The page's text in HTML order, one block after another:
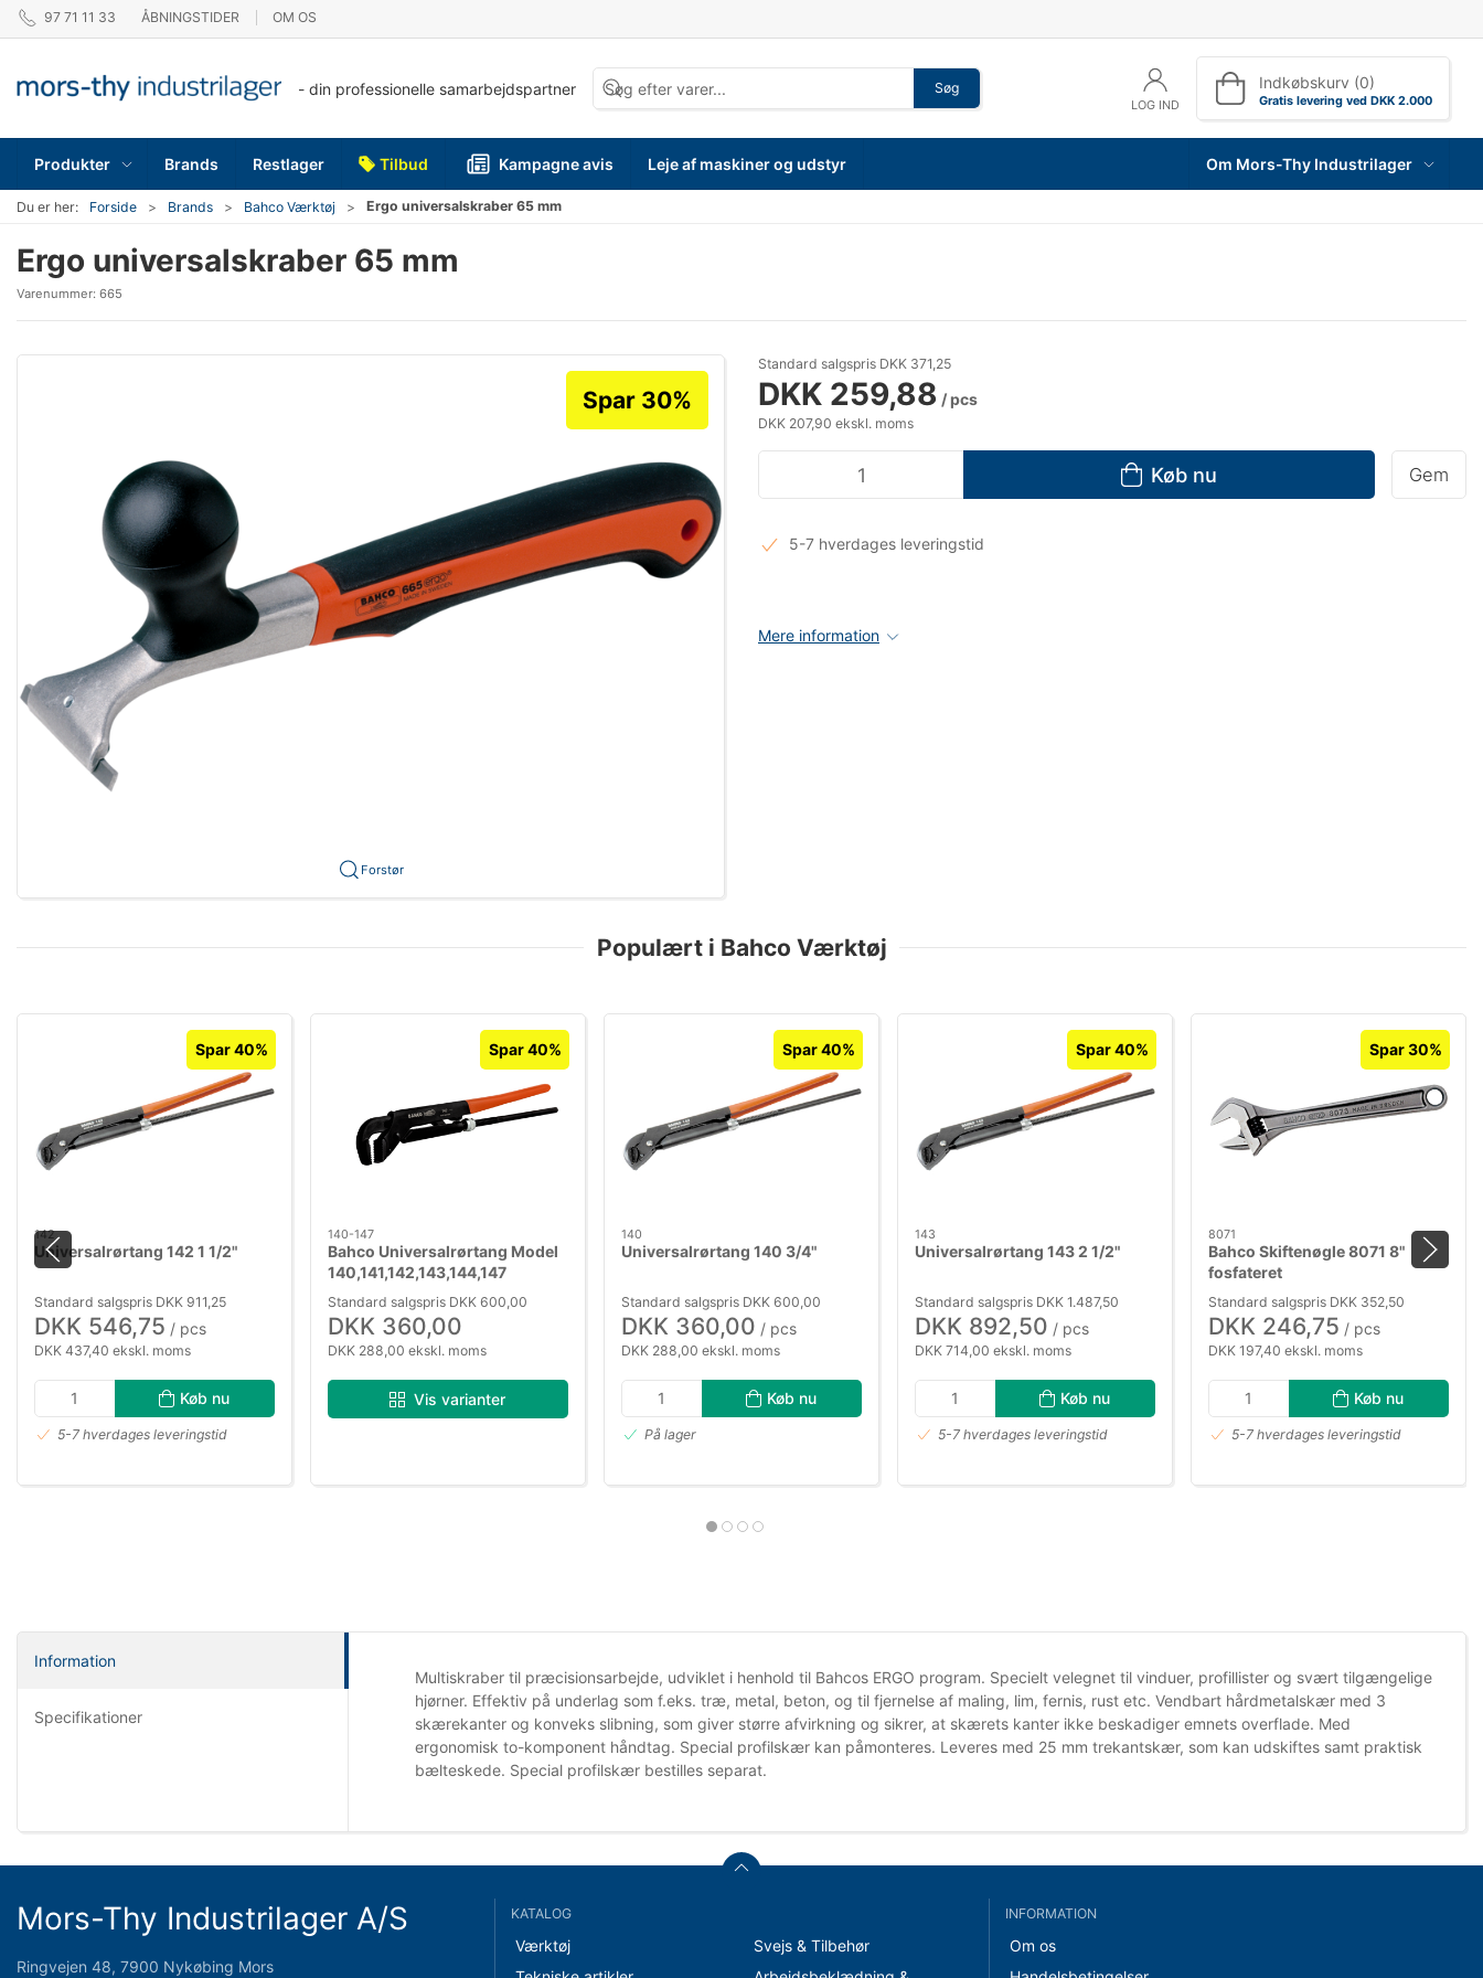
97 71 11 33 ÅBNINGSTIDER OM OS
- din professionelle samarbejdspartner Søg
LOG IND
Indkøbskurv (0)
Gratis levering ved DKK 2.000
Produkter Brands Restlager Tilbud Kampagne avis Leje af maskiner og udstyr Om Mors-Thy Industrilager
Du er her: Forside Brands Bahco Værktøj Ergo universalskraber 65 mm
Ergo universalskraber 65 mm
Varenummer: 665
Forstør
Spar 30%
Standard salgspris DKK 371,25
DKK 259,88 / pcs
DKK 207,90 ekskl. moms
Køb nu Gem
5-7 hverdages leveringstid
Mere information
Populært i Bahco Værktøj
Spar 40%
142
Universalrørtang 142 1 1/2"
Standard salgspris DKK 911,25
DKK 546,75 / pcs
DKK 437,40 ekskl. moms
Køb nu
5-7 hverdages leveringstid
Spar 40%
140-147
Bahco Universalrørtang Model
140,141,142,143,144,147
Standard salgspris DKK 600,00
DKK 360,00
DKK 288,00 ekskl. moms
Vis varianter
Spar 40%
140
Universalrørtang 140 3/4"
Standard salgspris DKK 600,00
DKK 360,00 / pcs
DKK 288,00 ekskl. moms
Køb nu
På lager
Spar 40%
143
Universalrørtang 143 2 1/2"
Standard salgspris DKK 1.487,50
DKK 892,50 / pcs
DKK 714,00 ekskl. moms
Køb nu
5-7 hverdages leveringstid
Spar 30%
8071
Bahco Skiftenøgle 8071 8"
fosfateret
Standard salgspris DKK 352,50
DKK 246,75 / pcs
DKK 197,40 ekskl. moms
Køb nu
5-7 hverdages leveringstid
Information
Specifikationer
Multiskraber til præcisionsarbejde, udviklet i henhold til Bahcos ERGO program. Specielt velegnet til vinduer, profillister og svært tilgængelige
hjørner. Effektiv på underlag som f.eks. træ, metal, beton, og til fjernelse af maling, lim, fernis, rust etc. Vendbart hårdmetalskær med 3
skærekanter og konveks slibning, som giver større afvirkning og sikrer, at skærets kanter ikke beskadiger emnets overflade. Med
ergonomisk to-komponent håndtag. Special profilskær kan påmonteres. Leveres med 25 mm trekantskær, som kan udskiftes samt praktisk
bælteskede. Special profilskær bestilles separat.
Mors-Thy Industrilager A/S
Ringvejen 48, 7900 Nykøbing Mors
KATALOG
Værktøj
Svejs & Tilbehør
INFORMATION
Om os